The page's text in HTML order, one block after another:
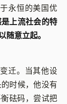
永恒的美国优
上流社会的特
随意立起。
迁。当其他设
时候，他没有
砝码，尝试把